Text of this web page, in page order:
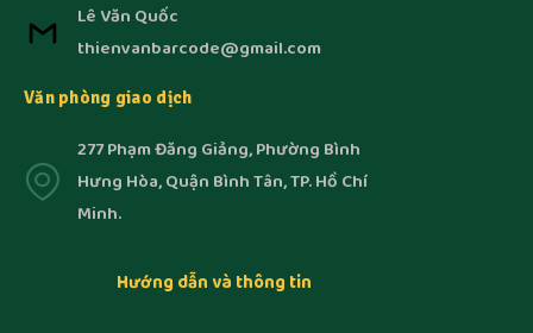
Lê Văn Quốc
thienvanbarcode@gmail.com
Văn phòng giao dịch
277 Phạm Đăng Giảng, Phường Bình
Hưng Hòa, Quận Bình Tân, TP. Hồ Chí
Minh.
Hướng dẫn và thông tin